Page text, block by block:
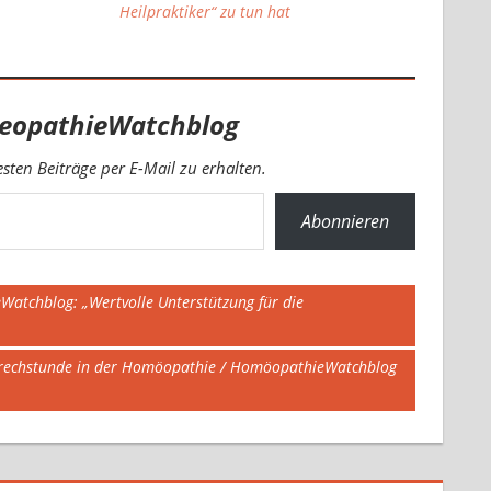
Heilpraktiker“ zu tun hat
Beiträge per E-Mail zu erhalten.
Abonnieren
„Wertvolle Unterstützung für die
in der Homöopathie / HomöopathieWatchblog